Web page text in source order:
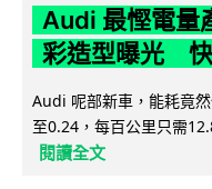
Audi 最慳電
彩造型曝光 快
Audi 呢部新車，能耗竟
至0.24，每百公里只需
閱讀全文